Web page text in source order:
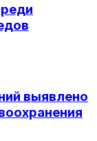
выявлено